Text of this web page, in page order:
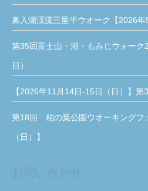
奥入瀬渓流三里半ウオーク【2026年
第35回富士山・湖・もみじウォー
日）
【2026年11月14日-15日（日）】
第18回 柏の葉公園ウオーキングフ
（日）】